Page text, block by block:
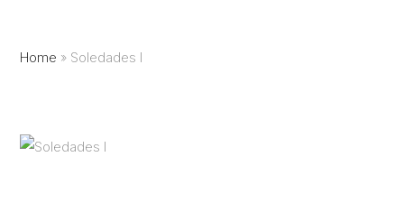
Home » Soledades I